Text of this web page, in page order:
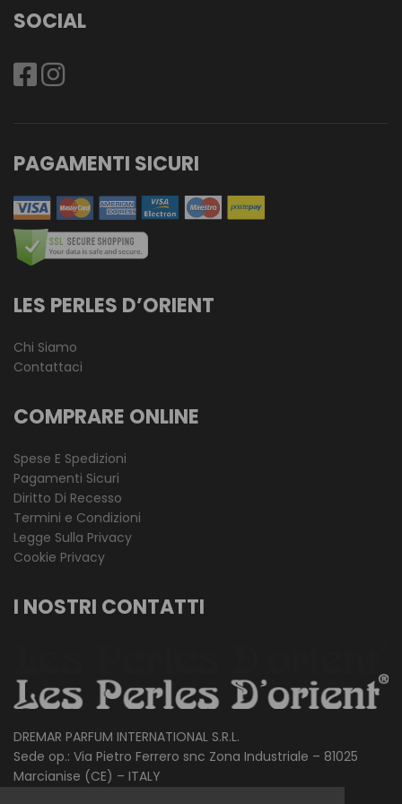
SOCIAL
PAGAMENTI SICURI
LES PERLES D’ORIENT
Chi Siamo
Contattaci
COMPRARE ONLINE
Spese E Spedizioni
Pagamenti Sicuri
Diritto Di Recesso
Termini e Condizioni
Legge Sulla Privacy
Cookie Privacy
I NOSTRI CONTATTI
DREMAR PARFUM INTERNATIONAL S.R.L.
Sede op.: Via Pietro Ferrero snc Zona Industriale – 81025
Marcianise (CE) – ITALY